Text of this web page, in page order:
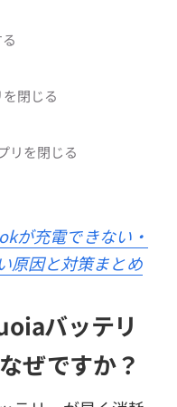
閉じる
リを閉じる
が充電できない・
原因と対策まとめ
バッテリ
ぜですか？